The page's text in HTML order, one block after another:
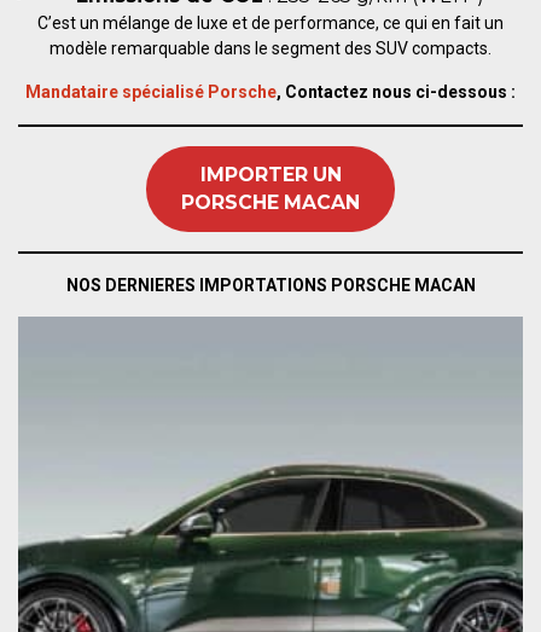
C’est un mélange de luxe et de performance, ce qui en fait un
modèle remarquable dans le segment des SUV compacts.
Mandataire spécialisé Porsche, Contactez nous ci-dessous :
IMPORTER UN
PORSCHE MACAN
NOS DERNIERES IMPORTATIONS PORSCHE MACAN